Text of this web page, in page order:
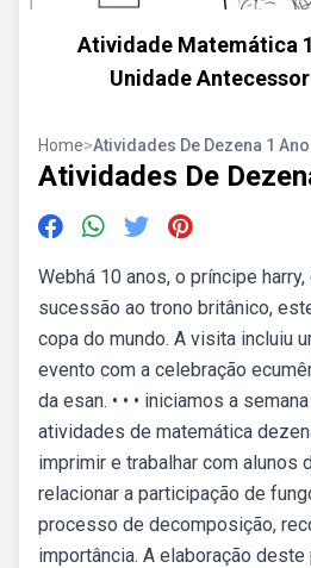
Atividade Matemática
Unidade
Home>Atividades De Dezena 1 Ano
Atividades De
Webhá 10 anos, o príncipe
sucessão ao trono britânico,
copa do mundo. A visita incluiu
evento com a celebração
da esan. • • • iniciamos a
atividades de matemática
imprimir e trabalhar com alunos
relacionar a participação de
processo de decomposição,
importância. A elaboração deste